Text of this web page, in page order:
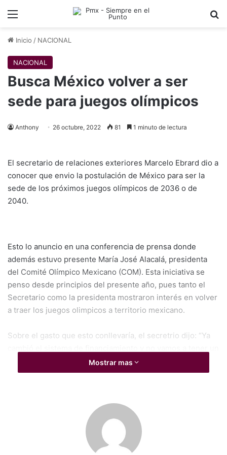
Menu
Inicio / NACIONAL
NACIONAL
Busca México volver a ser
sede para juegos olímpicos
Anthony 26 octubre, 2022 81 1 minuto de lectura
El secretario de relaciones exteriores Marcelo Ebrard dio a
conocer que envio la postulación de México para ser la
sede de los próximos juegos olímpicos de 2036 o de
2040.
Esto lo anuncio en una conferencia de prensa donde
además estuvo presente María José Alacalá, presidenta
del Comité Olímpico Mexicano (COM). Esta iniciativa se
penso desde principios del presente año, pues tanto el
Secretario como la presidenta mostraron interés en volver
a traer los juegos olimpicos a territorio mexicano.
Sobre el gasto que esto conllevaría, el secretrio dijo: “Ya
problema o un impacto de endeudamiento y eso se derivó
sobre todo de las lesiones de 2016 para todos, y hay un
de infraestructura. México tiene una infraestructura
deportiva considerable de manera que no tendríamos que
ser grandes inversiones fuera del alcance de un país como
Mostrar mas